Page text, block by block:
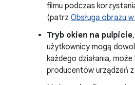
filmu podczas
(patrz Obsługa obrazu
Tryb okien na pulpicie
użytkownicy mogą
każdego działania,
producentów urządzeń z